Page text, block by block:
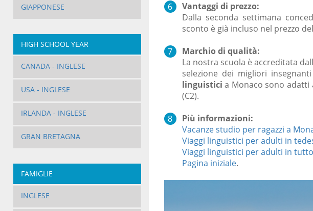
GIAPPONESE
HIGH SCHOOL YEAR
CANADA - INGLESE
USA - INGLESE
IRLANDA - INGLESE
GRAN BRETAGNA
FAMIGLIE
INGLESE
Vantaggi di prezzo:
Dalla seconda settimana
sconto è già incluso nel prezzo
Marchio di qualità:
La nostra scuola è accreditata
selezione dei migliori
linguistici a Monaco sono adatti
(C2).
Più informazioni:
Vacanze studio per ragazzi a
Viaggi linguistici per adulti in
Viaggi linguistici per adulti in
Pagina iniziale.